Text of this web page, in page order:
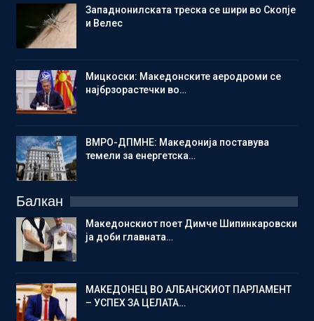
Западнонилската треска се шири во Скопје
и Велес
Мицкоски: Македонските аеродроми се
најбрзорастечки во…
ВМРО-ДПМНЕ: Македонија поставува
темели за енергетска…
Балкан
Македонскиот поет Димче Шипинкаровски
ја доби главната…
МАКЕДОНЕЦ ВО АЛБАНСКИОТ ПАРЛАМЕНТ
– УСПЕХ ЗА ЦЕЛАТА…